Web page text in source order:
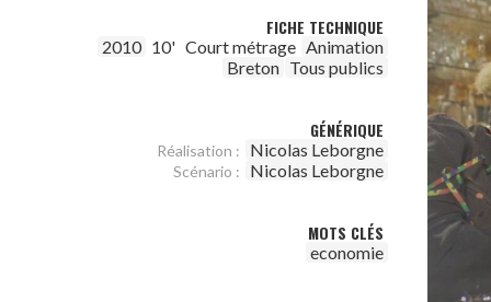
FICHE TECHNIQUE
2010 10' Court métrage Animation
Breton Tous publics
GÉNÉRIQUE
Réalisation : Nicolas Leborgne
Scénario : Nicolas Leborgne
MOTS CLÉS
economie